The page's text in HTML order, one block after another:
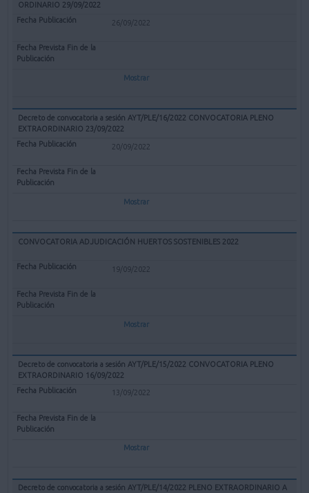
ORDINARIO 29/09/2022
26/09/2022
Mostrar
Decreto de convocatoria a sesión AYT/PLE/16/2022 CONVOCATORIA PLENO
EXTRAORDINARIO 23/09/2022
20/09/2022
Mostrar
CONVOCATORIA ADJUDICACIÓN HUERTOS SOSTENIBLES 2022
19/09/2022
Mostrar
Decreto de convocatoria a sesión AYT/PLE/15/2022 CONVOCATORIA PLENO
EXTRAORDINARIO 16/09/2022
13/09/2022
Mostrar
Decreto de convocatoria a sesión AYT/PLE/14/2022 PLENO EXTRAORDINARIO A